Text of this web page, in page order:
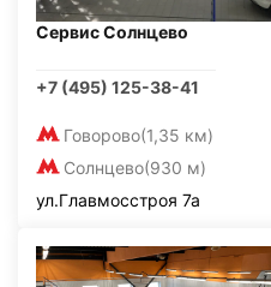
Сервис Солнцево
+7 (495) 125-38-41
Говорово(1,35 км)
Солнцево(930 м)
ул.Главмосстроя 7а